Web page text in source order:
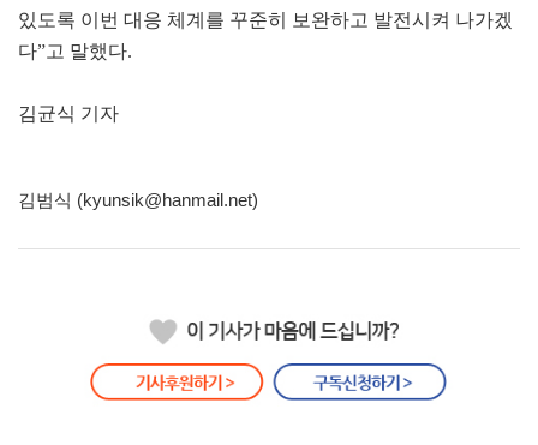
있도록 이번 대응 체계를 꾸준히 보완하고 발전시켜 나가겠
다”고 말했다.
김균식 기자
김범식 (kyunsik@hanmail.net)